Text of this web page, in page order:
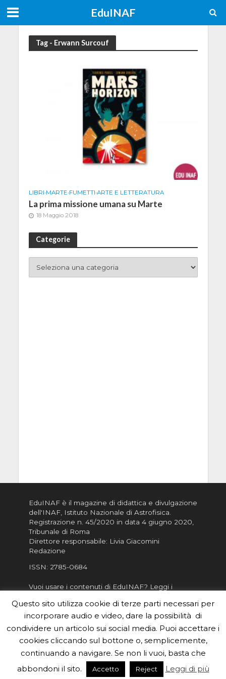
EduINAF
Tag - Erwann Surcouf
LIBRI•MARTE•FUMETTI•ARTE E LETTERATURA
La prima missione umana su Marte
18 Maggio 2018
Categorie
EduINAF è il magazine di didattica e divulgazione
dell'INAF, Istituto Nazionale di Astrofisica
Registrazione n. 45/2020 in data 4 giugno 2020,
Tribunale di Roma
Direttore responsabile: Livia Giacomini
Redazione
ISSN: 2785-0684
Vuoi usare i contenuti di EduINAF? Leggi i
Informativa sulla Privacy
Informatva sui Cookie
Per la rubrica de l'Astronomo risponde, per
inviarci le tue foto o i tuoi contributi, scrivici a
redazione.edu [chiocciola] inaf.it oppure
il form
Questo sito utilizza cookie di terze parti necessari per
incorporare audio e video, dare la possibilità di
condividere un articolo sui social media. Puoi accettare i
cookies cliccando sul bottone o, semplicemente,
continuando a navigare. Se non li vuoi, basta che
abbondoni il sito.
Accetto Reject Leggi di più